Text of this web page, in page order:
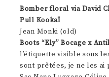
Bomber floral via David
Pull Kookaï
Jean Monki (old)
Boots “Ely” Bocage x
l’étiquette visible sous
sont prêtées, je ne les ai